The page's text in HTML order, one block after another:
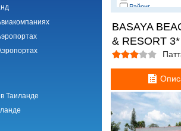
Таиланде
Районг
о. Пханган
о.Ланта
о.Пхи-Пхи
о.Пхукет.
о.Пхукет. Пляж
о.Пхукет. Пляж
о.Пхукет. Пляж
о.Пхукет. Пляж
о.Пхукет. Пляж
о.Пхукет. Пляж
BASAYA
& RESORT 3*